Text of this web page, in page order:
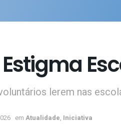
lerem nas
em Atualidade, Iniciativa